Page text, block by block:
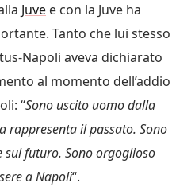
Juve e con la Juve ha
Tanto che lui stesso
Napoli aveva dichiarato
al momento dell’addio
“Sono uscito uomo dalla
rappresenta il passato. Sono
sul futuro. Sono orgoglioso
a Napoli“.